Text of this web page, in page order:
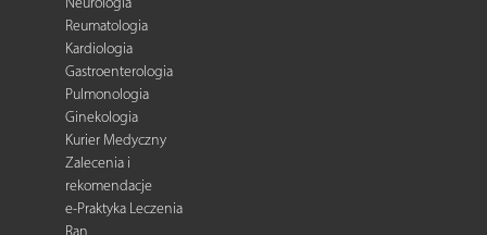
Reumatologia
Kardiologia
Gastroenterologia
Pulmonologia
Ginekologia
Kurier Medyczny
Zalecenia i
rekomendacje
e-Praktyka Leczenia
Ran